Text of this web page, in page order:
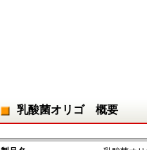
乳酸菌オリゴ 概要